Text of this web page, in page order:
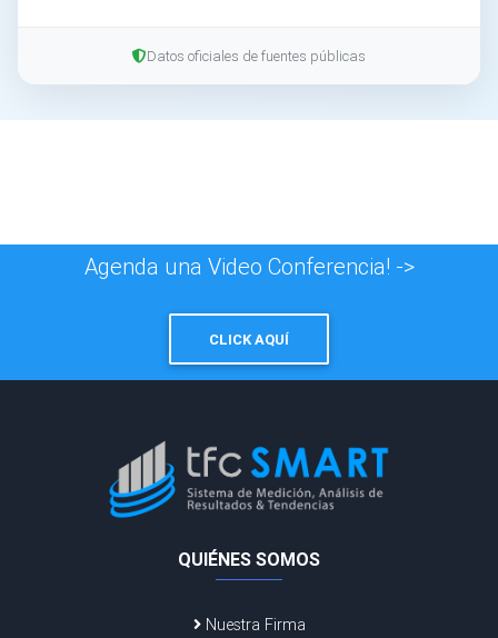
Datos oficiales de fuentes públicas
Agenda una Video Conferencia! ->
CLICK AQUÍ
QUIÉNES SOMOS
Nuestra Firma